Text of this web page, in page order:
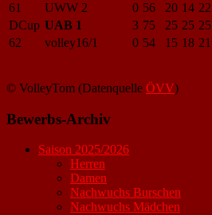
61
UWW 2 0 56 20 14 22
DCup UAB 1 3 75 25 25 25
62
volley16/1 0 54 15 18 21
© VolleyTom (Datenquelle ÖVV)
Bewerbs-Archiv
Saison 2025/2026
Herren
Damen
Nachwuchs Burschen
Nachwuchs Mädchen